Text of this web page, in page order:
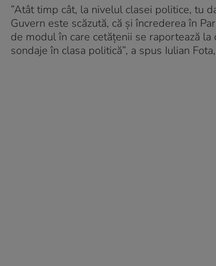
”Atât timp cât, la nivelul clasei politice, tu
Guvern este scăzută, că și încrederea în
de modul în care cetățenii se raportează
sondaje în clasa politică”, a spus Iulian